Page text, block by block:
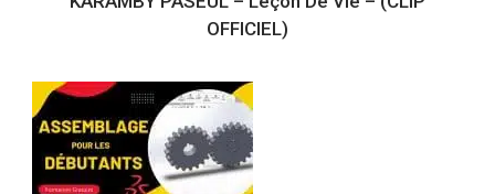
OFFICIEL)